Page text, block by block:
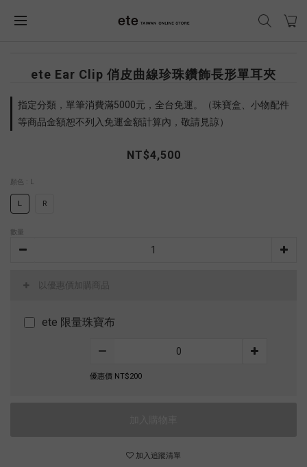
ete Ear Clip 俏皮曲線珍珠鑽飾長形單耳夾
指定分類，單筆消費滿5000元，全台免運。（珠寶盒、小物配件
等商品金額恕不列入免運金額計算內，敬請見諒）
NT$4,500
顏色 : L
L R
數量
以優惠價加購商品
ete 限量珠寶布
優惠價 NT$200
加入追蹤清單